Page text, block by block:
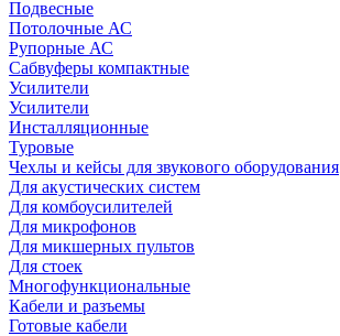
Подвесные
Потолочные АС
Рупорные АС
Сабвуферы компактные
Усилители
Усилители
Инсталляционные
Туровые
Чехлы и кейсы для звукового оборудования
Для акустических систем
Для комбоусилителей
Для микрофонов
Для микшерных пультов
Для стоек
Многофункциональные
Кабели и разъемы
Готовые кабели